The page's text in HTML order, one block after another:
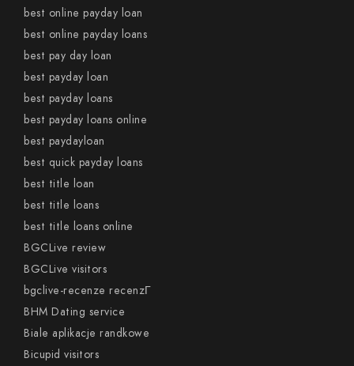
best online payday loan
best online payday loans
best pay day loan
best payday loan
best payday loans
best payday loans online
best paydayloan
best quick payday loans
best title loan
best title loans
best title loans online
BGCLive review
BGCLive visitors
bgclive-recenze recenzГ­
BHM Dating service
Biale aplikacje randkowe
Bicupid visitors